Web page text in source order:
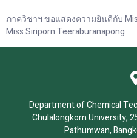
ภาควิชาฯ ขอแสดงความยินดีกับ
Miss Siriporn Teeraburanapong
Department of Chemical
Chulalongkorn University,
Pathumwan,